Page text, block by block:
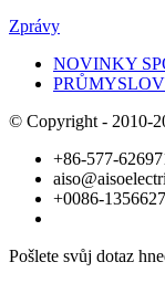
Zprávy
NOVINKY
© Copyright - 2010-
+86-577-
+0086-
Pošlete svůj dotaz